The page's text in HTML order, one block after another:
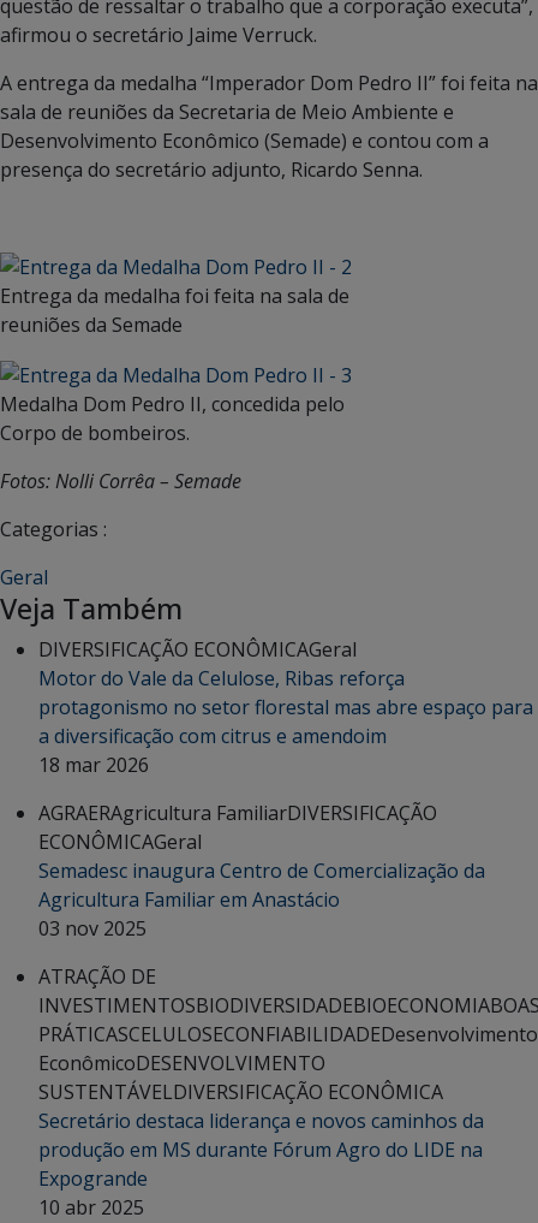
questão de ressaltar o trabalho que a corporação executa”,
afirmou o secretário Jaime Verruck.
A entrega da medalha “Imperador Dom Pedro II” foi feita na
sala de reuniões da Secretaria de Meio Ambiente e
Desenvolvimento Econômico (Semade) e contou com a
presença do secretário adjunto, Ricardo Senna.
Entrega da medalha foi feita na sala de
reuniões da Semade
Medalha Dom Pedro II, concedida pelo
Corpo de bombeiros.
Fotos: Nolli Corrêa – Semade
Categorias :
Geral
Veja Também
DIVERSIFICAÇÃO ECONÔMICAGeral
Motor do Vale da Celulose, Ribas reforça
protagonismo no setor florestal mas abre espaço para
a diversificação com citrus e amendoim
18 mar 2026
AGRAERAgricultura FamiliarDIVERSIFICAÇÃO
ECONÔMICAGeral
Semadesc inaugura Centro de Comercialização da
Agricultura Familiar em Anastácio
03 nov 2025
ATRAÇÃO DE
INVESTIMENTOSBIODIVERSIDADEBIOECONOMIA
PRÁTICASCELULOSECONFIABILIDADEDesenvolvimento
EconômicoDESENVOLVIMENTO
SUSTENTÁVELDIVERSIFICAÇÃO ECONÔMICA
Secretário destaca liderança e novos caminhos da
produção em MS durante Fórum Agro do LIDE na
Expogrande
10 abr 2025